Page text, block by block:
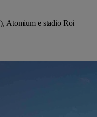
Atomium e stadio Roi